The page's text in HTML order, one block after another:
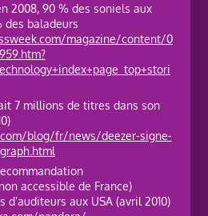
2008, 90 % des soniels aux
des baladeurs
magazine/content/0
7 millions de titres dans son
blog/fr/news/deezer-signe-
accessible de France)
aux USA (avril 2010)